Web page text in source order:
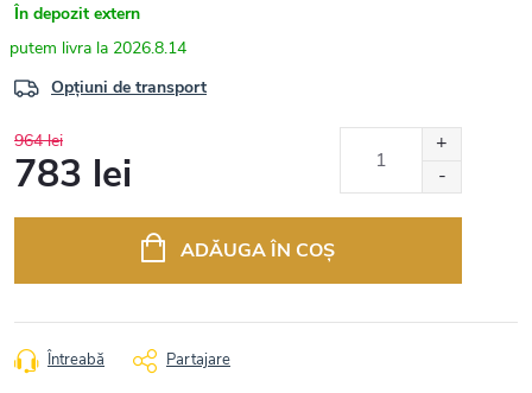
În depozit extern
2026.8.14
Opțiuni de transport
964 lei
783 lei
ADĂUGA ÎN COŞ
Întreabă Partajare